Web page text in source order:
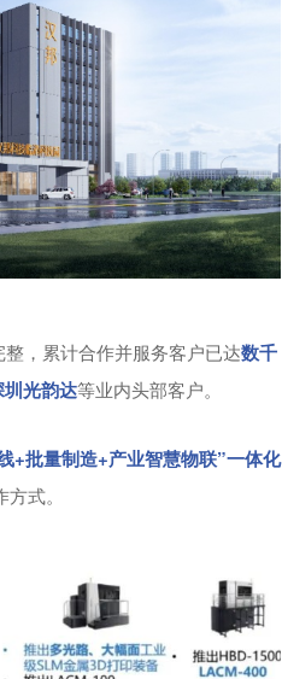
，累计合作并服务客户已达数千
光韵达等业内头部客户。
+批量制造+产业智慧物联”一体化
式。